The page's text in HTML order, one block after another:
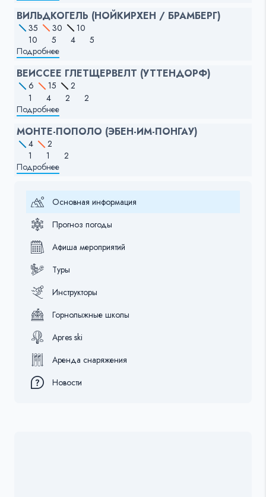
ВИЛЬДКОГЕЛЬ (НОЙКИРХЕН / БРАМБЕРГ)
35 30
10
10
5 4
5
Подробнее
ВЕИССЕЕ ГЛЕТЩЕРВЕЛТ (УТТЕНДОРФ)
6 15
2
1
4 2
2
Подробнее
МОНТЕ-ПОПОЛО (ЭБЕН-ИМ-ПОНГАУ)
4
2
1
1
2
Подробнее
Основная информация
Прогноз погоды
Афиша мероприятий
Туры
Инструкторы
Горнолыжные школы
Apres ski
Аренда снаряжения
Новости